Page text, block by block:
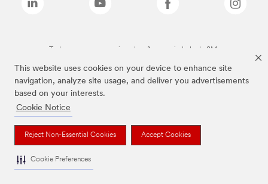
This website uses cookies on your device to enhance site
navigation, analyze site usage, and deliver you advertisements
based on your interests.
Cookie Notice
Reject Non-Essential Cookies Accept Cookies
Cookie Preferences
Todas as marcas mencionadas são propriedade da 3M.